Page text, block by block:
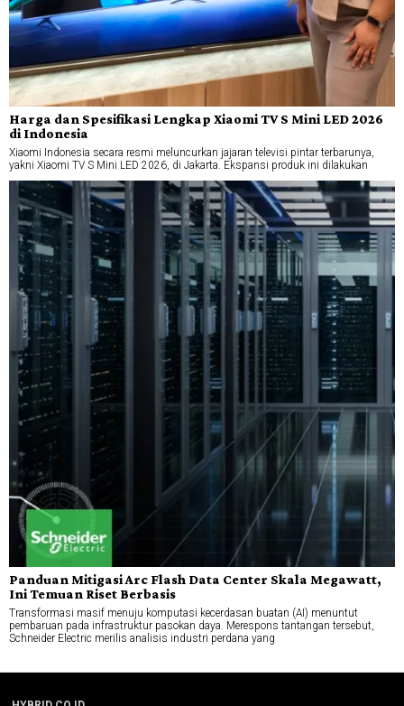
Harga dan Spesifikasi Lengkap Xiaomi TV S Mini LED 2026
di Indonesia
Xiaomi Indonesia secara resmi meluncurkan jajaran televisi pintar terbarunya,
yakni Xiaomi TV S Mini LED 2026, di Jakarta. Ekspansi produk ini dilakukan
Panduan Mitigasi Arc Flash Data Center Skala Megawatt,
Ini Temuan Riset Berbasis
Transformasi masif menuju komputasi kecerdasan buatan (AI) menuntut
pembaruan pada infrastruktur pasokan daya. Merespons tantangan tersebut,
Schneider Electric merilis analisis industri perdana yang